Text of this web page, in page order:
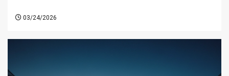
03/24/2026